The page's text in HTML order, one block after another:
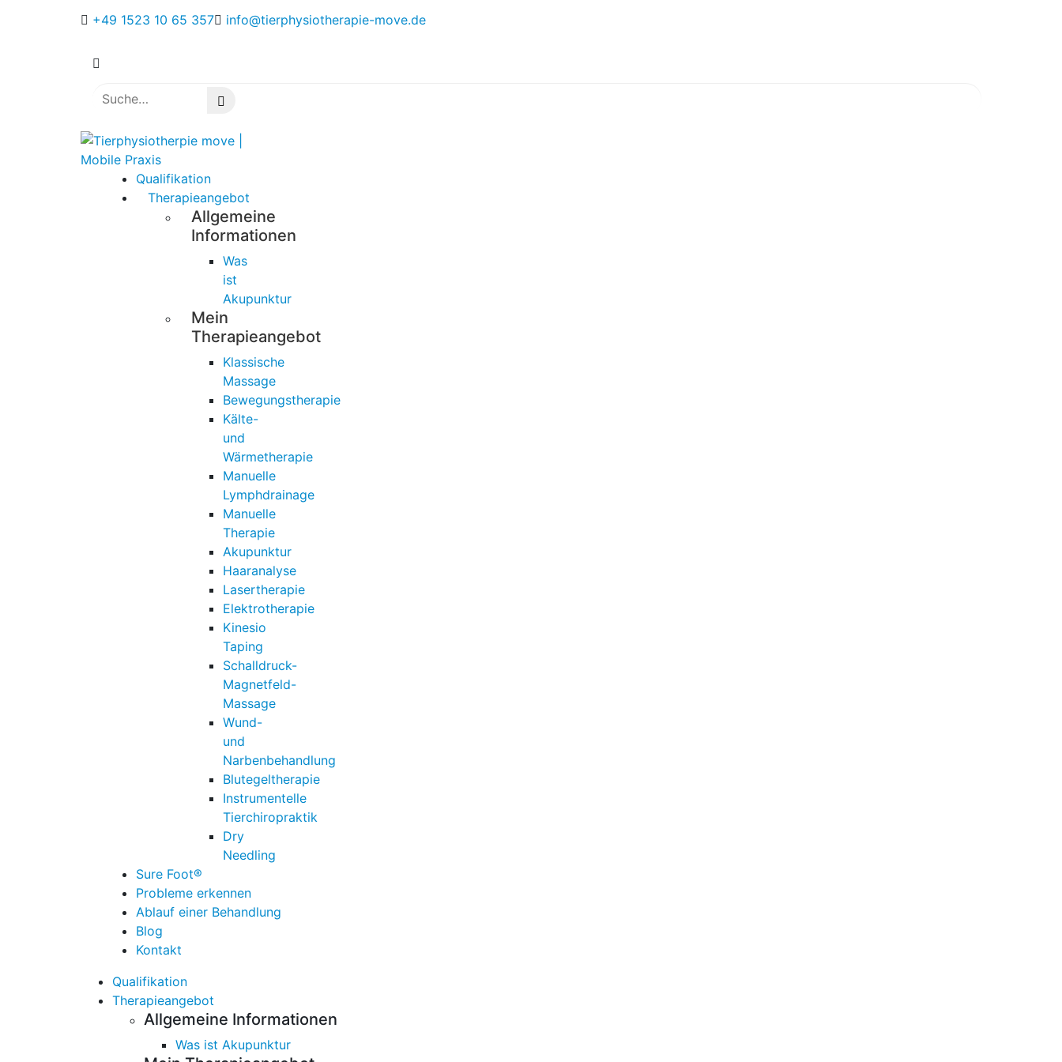
+49 1523 10 65 357 info@tierphysiotherapie-move.de
Qualifikation
Therapieangebot
Allgemeine
Informationen
Was
ist
Akupunktur
Mein
Therapieangebot
Klassische
Massage
Bewegungstherapie
Kälte-
und
Wärmetherapie
Manuelle
Lymphdrainage
Manuelle
Therapie
Akupunktur
Haaranalyse
Lasertherapie
Elektrotherapie
Kinesio
Taping
Schalldruck-
Magnetfeld-
Massage
Wund-
und
Narbenbehandlung
Blutegeltherapie
Instrumentelle
Tierchiropraktik
Dry
Needling
Sure Foot®
Probleme erkennen
Ablauf einer Behandlung
Blog
Kontakt
Qualifikation
Therapieangebot
Allgemeine Informationen
Was ist Akupunktur